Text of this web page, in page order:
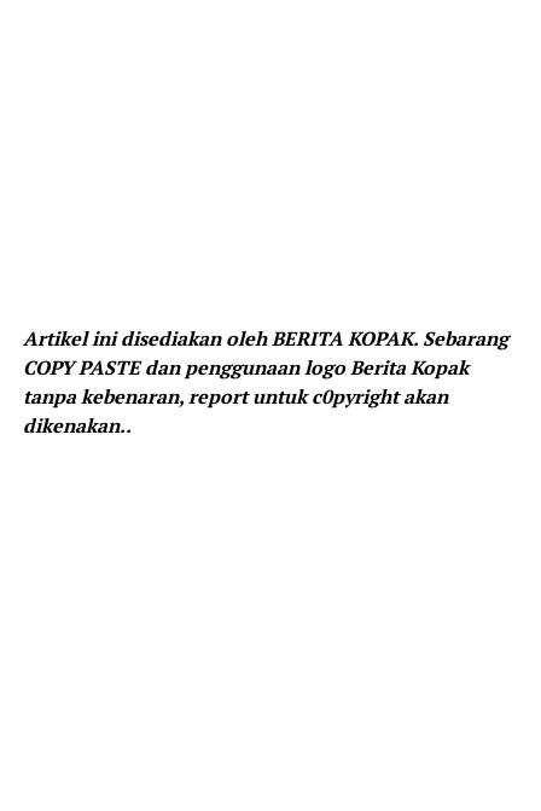
Artikel ini disediakan oleh BERITA KOPAK. Sebarang
COPY PASTE dan penggunaan logo Berita Kopak
tanpa kebenaran, report untuk c0pyright akan
dikenakan..